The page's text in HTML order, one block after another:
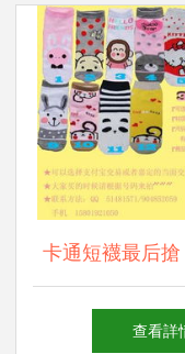
卡通短襪最后搶
爆嘉定都市網
查看詳